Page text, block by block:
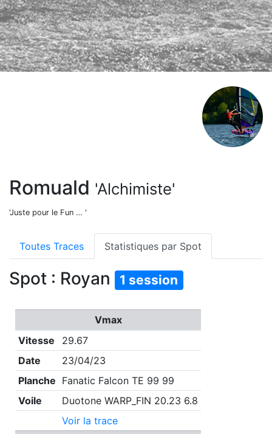
Romuald 'Alchimiste'
'Juste pour le Fun … '
Toutes Traces Statistiques par Spot
Spot : Royan 1 session
Vmax
Vitesse
29.67
Date
23/04/23
Planche Fanatic Falcon TE 99 99
Voile
Duotone WARP_FIN 20.23 6.8
Voir la trace